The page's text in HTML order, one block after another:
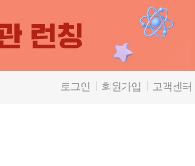
로그인 회원가입 고객센터